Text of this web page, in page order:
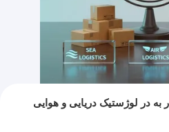
در لوژستیک دریایی و هوایی